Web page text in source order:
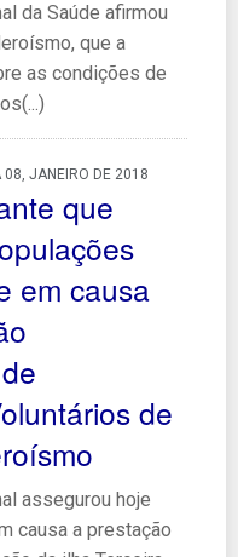
da Saúde afirmou
que a
as condições de
08, JANEIRO DE 2018
que
em causa
de
assegurou hoje
causa a prestação